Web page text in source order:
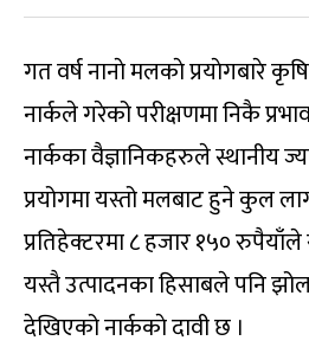
गत वर्ष नानाे मलकाे प्रयाेगबारे
नार्कले गरेको परीक्षणमा निकै
नार्कका वैज्ञानिकहरुले स्थानीय
प्रयोगमा यस्तो मलबाट हुने कुल
प्रतिहेक्टरमा ८ हजार १५० रुपैयाँले
यस्तै उत्पादनका हिसाबले पनि
देखिएको नार्ककाे दावी छ ।